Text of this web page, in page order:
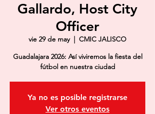
Gallardo, Host City
Officer
vie 29 de may
  |
CMIC JALISCO
Guadalajara 2026: Así viviremos la fiesta del
fútbol en nuestra ciudad
Ya no es posible registrarse
Ver otros eventos